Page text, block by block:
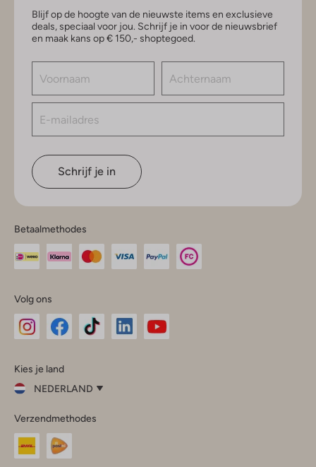
Blijf op de hoogte van de nieuwste items en exclusieve
deals, speciaal voor jou. Schrijf je in voor de nieuwsbrief
en maak kans op € 150,- shoptegoed.
Schrijf je in
Betaalmethodes
Volg ons
InstagramFacebook
Kies je land
NEDERLAND
je
land
Nederland
Verzendmethodes